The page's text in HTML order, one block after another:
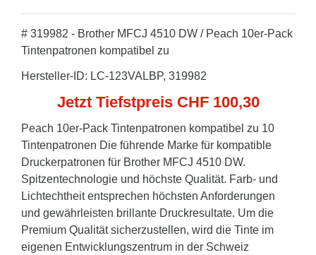
# 319982 - Brother MFCJ 4510 DW / Peach 10er-Pack
Tintenpatronen kompatibel zu
Hersteller-ID: LC-123VALBP, 319982
Jetzt Tiefstpreis CHF 100,30
Peach 10er-Pack Tintenpatronen kompatibel zu 10
Tintenpatronen Die führende Marke für kompatible
Druckerpatronen für Brother MFCJ 4510 DW.
Spitzentechnologie und höchste Qualität. Farb- und
Lichtechtheit entsprechen höchsten Anforderungen
und gewährleisten brillante Druckresultate. Um die
Premium Qualität sicherzustellen, wird die Tinte im
eigenen Entwicklungszentrum in der Schweiz